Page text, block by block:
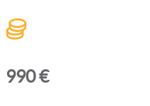
990 €